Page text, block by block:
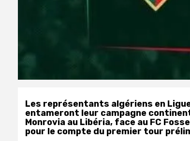
Les représentants algériens en
entameront leur campagne
Monrovia au Libéria, face au FC
pour le compte du premier tour